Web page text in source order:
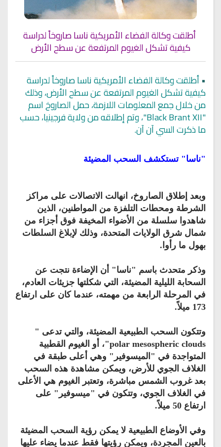
أطلقت وكالة الفضاء الأمريكية ناسا صاروخاً لدراسة
كيفية تشكل الغيوم المرتفعة عن سطح الأرض
•أطلقت وكالة الفضاء الأمريكية ناسا صاروخاً لدراسة
كيفية تشكل الغيوم المرتفعة عن سطح الأرض، وذلك
من خلال جمع المعلومات اللازمة، حمل الصاروخ اسم
"Black Brant XII"، وتم إطلاقه من ولاية فرجينيا، حسب
ما ذكرت السي آن آن.
"ناسا" تستكشف السحب المضيئة
وبعد إطلاق الصاروخ، انهالت الاتصالات على مراكز
الشرطة ومحطات التلفزة من المواطنين، الذين
شاهدوا سلسلة من الأضواء المخيفة فوق أجزاء من
شمال شرق الولايات المتحدة، وذلك لإبلاغ السلطات
بهول ما رأوا.
وذكر متحدث باسم "ناسا" أن الإضاءة نتجت عن
السحابة الليلية المضيئة، التي شكلتها جزيئات العادم،
في المرحلة الرابعة من مهمته، عندما كان على ارتفاع
173 ميلاً.
وتتكون السحب الطبيعية المضيئة، والتي تدعى "
polar mesospheric clouds"، أو الغيوم القطبية
المتواجدة في "الميسوفير" وهي أعلى طبقة في
الغلاف الجوي للأرض، ويمكن مشاهدة هذه السحب
بعد غروب الشمس مباشرة، وتعتبر الغيوم هي الأعلى
في الغلاف الجوي، وتتكون في "ميسوفير" على
ارتفاع 50 ميلاً.
وفي الأوضاع الطبيعية لا يمكن رؤية السحب المضيئة
بالعين المجردة، ويمكن رؤيتها فقط عندما يضاء عليها